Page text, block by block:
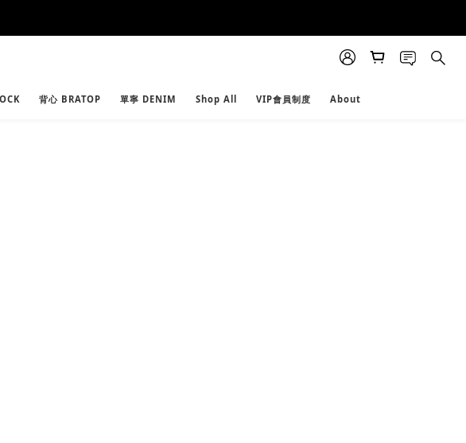
背心 BRATOP 單寧 DENIM Shop All VIP會員制度 About